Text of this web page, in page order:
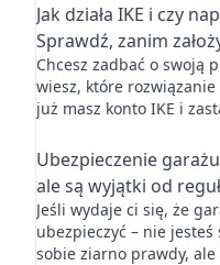
Jak działa IKE i czy
Sprawdź, zanim
Chcesz zadbać o swoją
wiesz, które rozwiązanie
już masz konto IKE i
Ubezpieczenie
ale są wyjątki od
Jeśli wydaje ci się, że
ubezpieczyć – nie
sobie ziarno prawdy,